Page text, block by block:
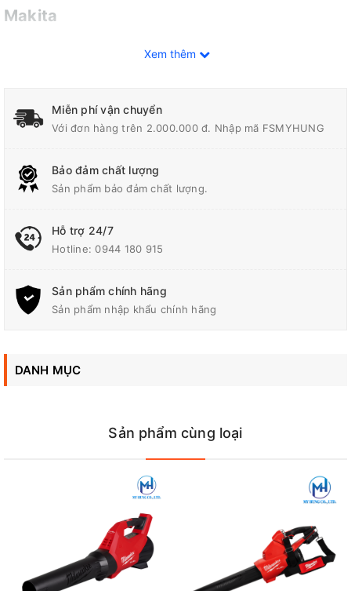
Makita
kích thước nhỏ gọn và trọng lượng nhẹ, chỉ khoảng 3kg khi có
biệt, với tính năng không dây,
giúp bạn thoải mái làm việc mà không bị ràng buộc bởi dây điện
Máy thổi bụi dùng pin 18v Makita DUB184Z cũng được trang bị
hiệu quả. Điều này làm cho máy có tuổi thọ cao hơn và đảm bảo
hoạt động ổn định trong mọi điều kiện thời tiết.
Hiệu quả tối ưu của máy thổi bụi Makita
Xem thêm
Miễn phí vận chuyển
Với đơn hàng trên 2.000.000 đ. Nhập mã FSMYHUNG
Bảo đảm chất lượng
Sản phẩm bảo đảm chất lượng.
Hỗ trợ 24/7
Hotline:0944 180 915
Sản phẩm chính hãng
Sản phẩm nhập khẩu chính hãng
DANH MỤC
Sản phẩm cùng loại